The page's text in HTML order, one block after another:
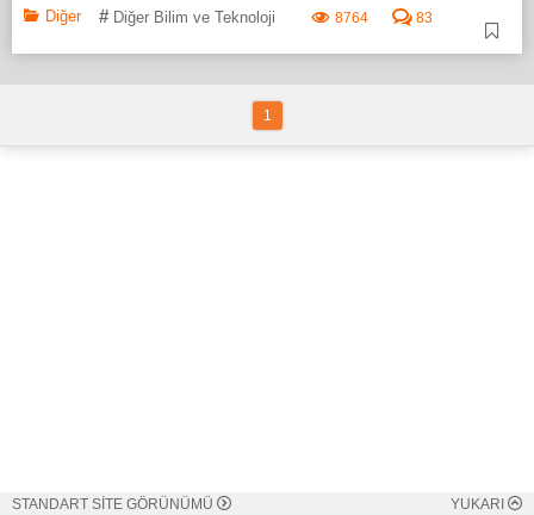
Diğer # Diğer Bilim ve Teknoloji 8764 83
1
STANDART SİTE GÖRÜNÜMÜ YUKARI